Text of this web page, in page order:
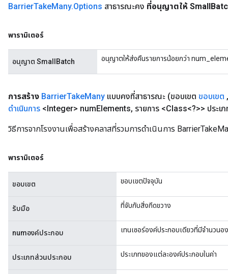
BarrierTakeMany.Options สาธารณะคง ที่อนุญาตให้ Small
พารามิเตอร์
อนุญาต SmallBatch อนุญาตให้ส่งคืนรายการน้อยกว่า
การสร้าง BarrierTakeMany แบบคงที่สาธารณะ (ขอบเขต ขอบเขต ,
ดำเนินการ <Integer> numElements, รายการ <Class<?>> ประเ
วิธีการจากโรงงานเพื่อสร้างคลาสที่รวมการดำเนินการ
พารามิเตอร์
ขอบเขต ขอบเขตปัจจุบัน
รับมือ ที่จับกับสิ่งกีดขวาง
numองค์ประกอบ เทนเซอร์องค์ประกอบเดียวที่มีจำนวนอ
ประเภทส่วนประกอบ ประเภทของแต่ละองค์ประกอบในค่า